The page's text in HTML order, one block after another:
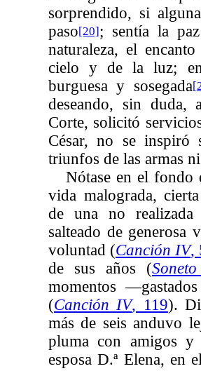
sorprendido, si
paso[20] ; sentía la
naturaleza, el
cielo y de la luz;
burguesa y sosegada
deseando, sin
Corte, solicitó
César, no se inspiró
triunfos de las armas
Nótase en el fondo
vida malograda,
de una no realizada
salteado de generosa
voluntad (Canción IV,
de sus años (
momentos
(Canción IV, 119).
más de seis anduvo
pluma con amigos y
esposa D.ª Elena, en